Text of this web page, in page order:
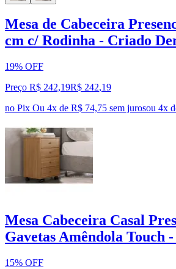
Mesa de Cabeceira
cm c/ Rodinha - Criado
19% OFF
Preço R$ 242,19R$ 242,19
no Pix Ou 4x de R$ 74,75 sem jurosou 4x
Mesa Cabeceira Casal
Gavetas Amêndola Touch
15% OFF